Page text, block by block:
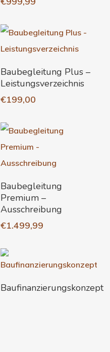
In Den Warenkorb
Baubegleitung Plus –
Leistungsverzeichnis
€199,00
In Den Warenkorb
Baubegleitung
Premium –
Ausschreibung
€1.499,99
Weiterlesen
Baufinanzierungskonzept